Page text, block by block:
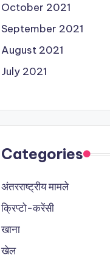
October 2021
September 2021
August 2021
July 2021
Categories
अंतरराष्ट्रीय मामले
क्रिप्टो-करेंसी
खाना
खेल